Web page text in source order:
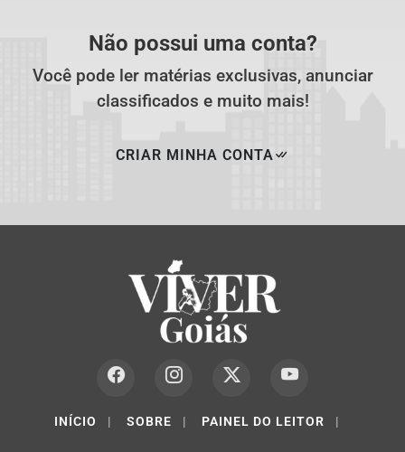
Não possui uma conta?
Você pode ler matérias exclusivas, anunciar
classificados e muito mais!
CRIAR MINHA CONTA
INÍCIO | SOBRE | PAINEL DO LEITOR |